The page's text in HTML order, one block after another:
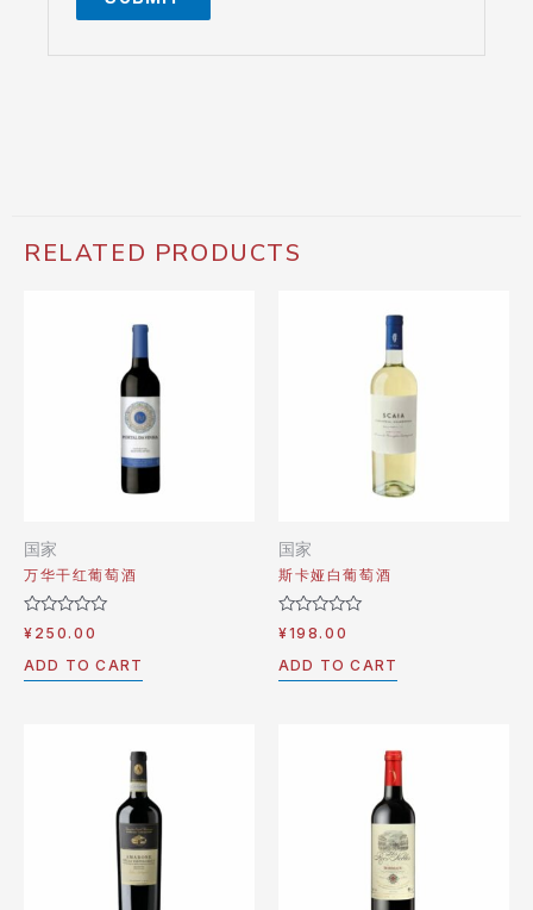
RELATED PRODUCTS
国家
万华干红葡萄酒
Rated
0
out
of
¥ 250.00
ADD TO CART
国家
斯卡娅白葡萄酒
Rated
0
out
of
¥198.00
ADD TO CART